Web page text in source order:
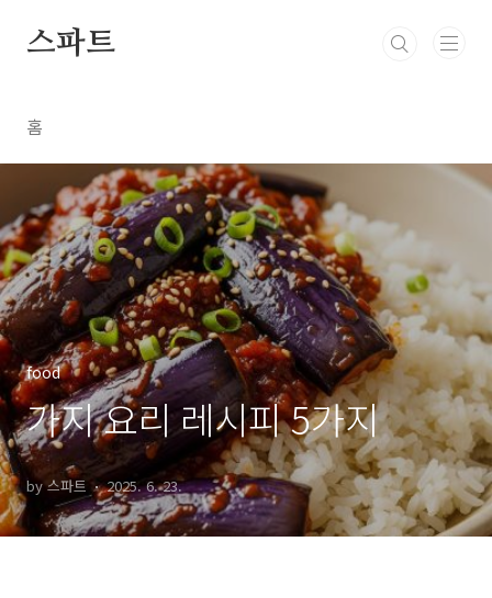
스파트
홈
food
가지 요리 레시피 5가지
by 스파트 2025. 6. 23.